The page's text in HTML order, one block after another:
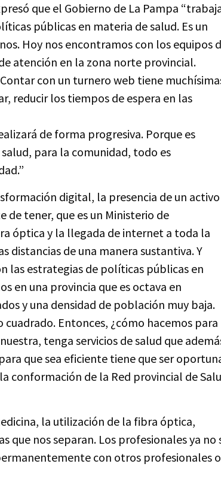
que el Gobierno de La Pampa
públicas en materia de salud. Es un
Hoy nos encontramos con los equipos
atención en la zona norte provincial.
con un turnero web tiene
reducir los tiempos de espera en las
de forma progresiva. Porque es
para la comunidad, todo es
digital, la presencia de un activo
de tener, que es un Ministerio de
óptica y la llegada de internet a toda la
distancias de una manera sustantiva. Y
las estrategias de políticas públicas en
en una provincia que es octava en
y una densidad de población muy baja.
Entonces, ¿cómo hacemos para
tenga servicios de salud que
que sea eficiente tiene que ser
conformación de la Red provincial de
la utilización de la fibra óptica,
que nos separan. Los profesionales ya no
con otros profesionales o